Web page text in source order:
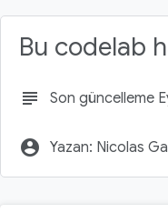
Firebase projesi
Bu codelab
subject Son güncelleme
account_circle Yazan: Nicolas